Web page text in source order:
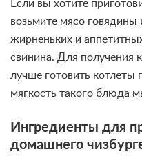
Если вы хотите
возьмите мясо
жирненьких и
свинина. Для получения
лучше готовить
мягкость такого блюда
Ингредиенты для
домашнего